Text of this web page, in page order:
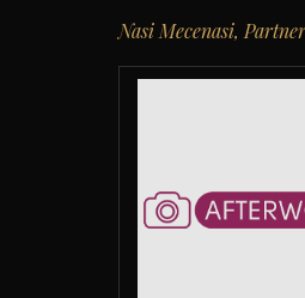
Nasi Mecenasi,